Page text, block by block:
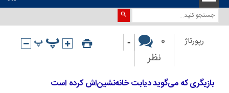
رپورتاژ
0
نظر
-
بازیگری که می‌گوید دیابت خانه‌نشین‌اش کرده است